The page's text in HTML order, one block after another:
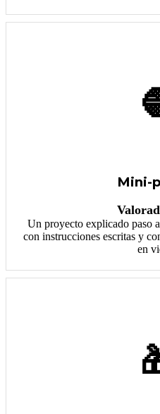
Mini-
Un proyecto explicado paso
con instrucciones escritas y
en